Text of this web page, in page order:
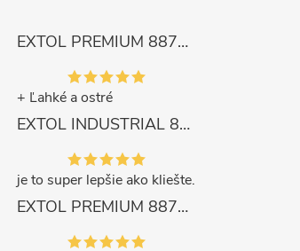
EXTOL PREMIUM 8872105 Nožnice záhradnícke dlhé úzke, 200mm, max. prestrih Ø6mm
+ Ľahké a ostré
EXTOL INDUSTRIAL 8791861 Viazač armatúr aku Share20V, bez aku, drôt 0,8mm, oko 8-34mm, bezuhlíkový motor
je to super lepšie ako kliešte.
EXTOL PREMIUM 8871287 Sekera štiepacia 3500g, nylónová násada 910mm